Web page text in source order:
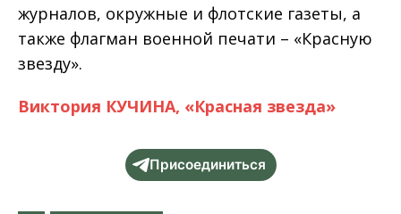
журналов, окружные и флотские газеты, а
также флагман военной печати – «Красную
звезду».
Виктория КУЧИНА, «Красная звезда»
Присоединиться